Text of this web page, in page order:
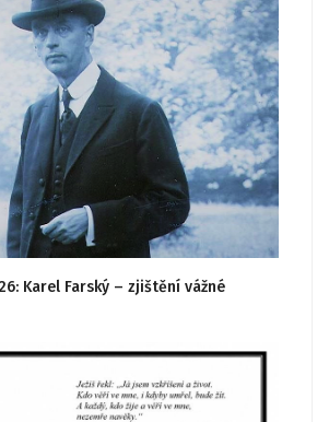
Karel Farský – zjištění vážné